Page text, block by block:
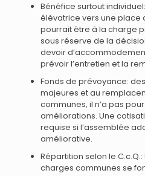
Bénéfice surtout
élévatrice vers une place
pourrait être à la charge
sous réserve de la
devoir
prévoir l’entretien et la
Fonds de prévoyance:
majeures et au
communes, il n’a pas
améliorations. Une
requise si l’assemblée
améliorative.
Répartition selon le
charges communes se